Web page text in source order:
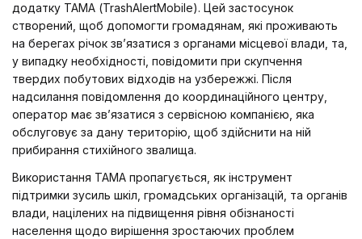
додатку ТАМА (TrashAlertMobile). Цей застосунок
створений, щоб допомогти громадянам, які проживають
на берегах річок зв’язатися з органами місцевої влади, та,
у випадку необхідності, повідомити при скупчення
твердих побутових відходів на узбережжі. Після
надсилання повідомлення до координаційного центру,
оператор має зв’язатися з сервісною компанією, яка
обслуговує за дану територію, щоб здійснити на ній
прибирання стихійного звалища.
Використання ТАМА пропагується, як інструмент
підтримки зусиль шкіл, громадських організацій, та органів
влади, націлених на підвищення рівня обізнаності
населення щодо вирішення зростаючих проблем